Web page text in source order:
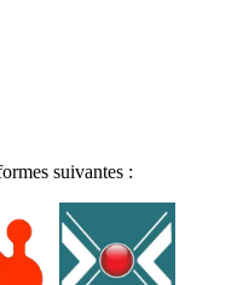
suivantes :